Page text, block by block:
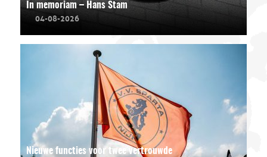
In memoriam – Hans Stam
04-08-2026
Nieuwe functies voor twee vertrouwde